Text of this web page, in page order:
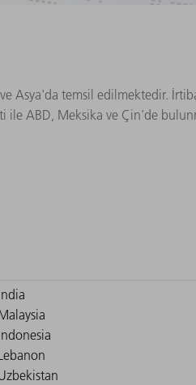
Asya'da temsil edilmektedir.
ile ABD, Meksika ve Çin'de